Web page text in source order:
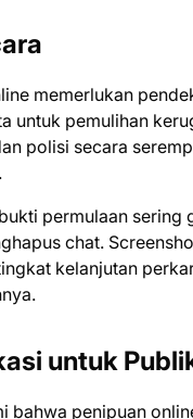
memerlukan
untuk pemulihan
polisi secara
permulaan
chat.
kelanjutan
untuk
bahwa penipuan